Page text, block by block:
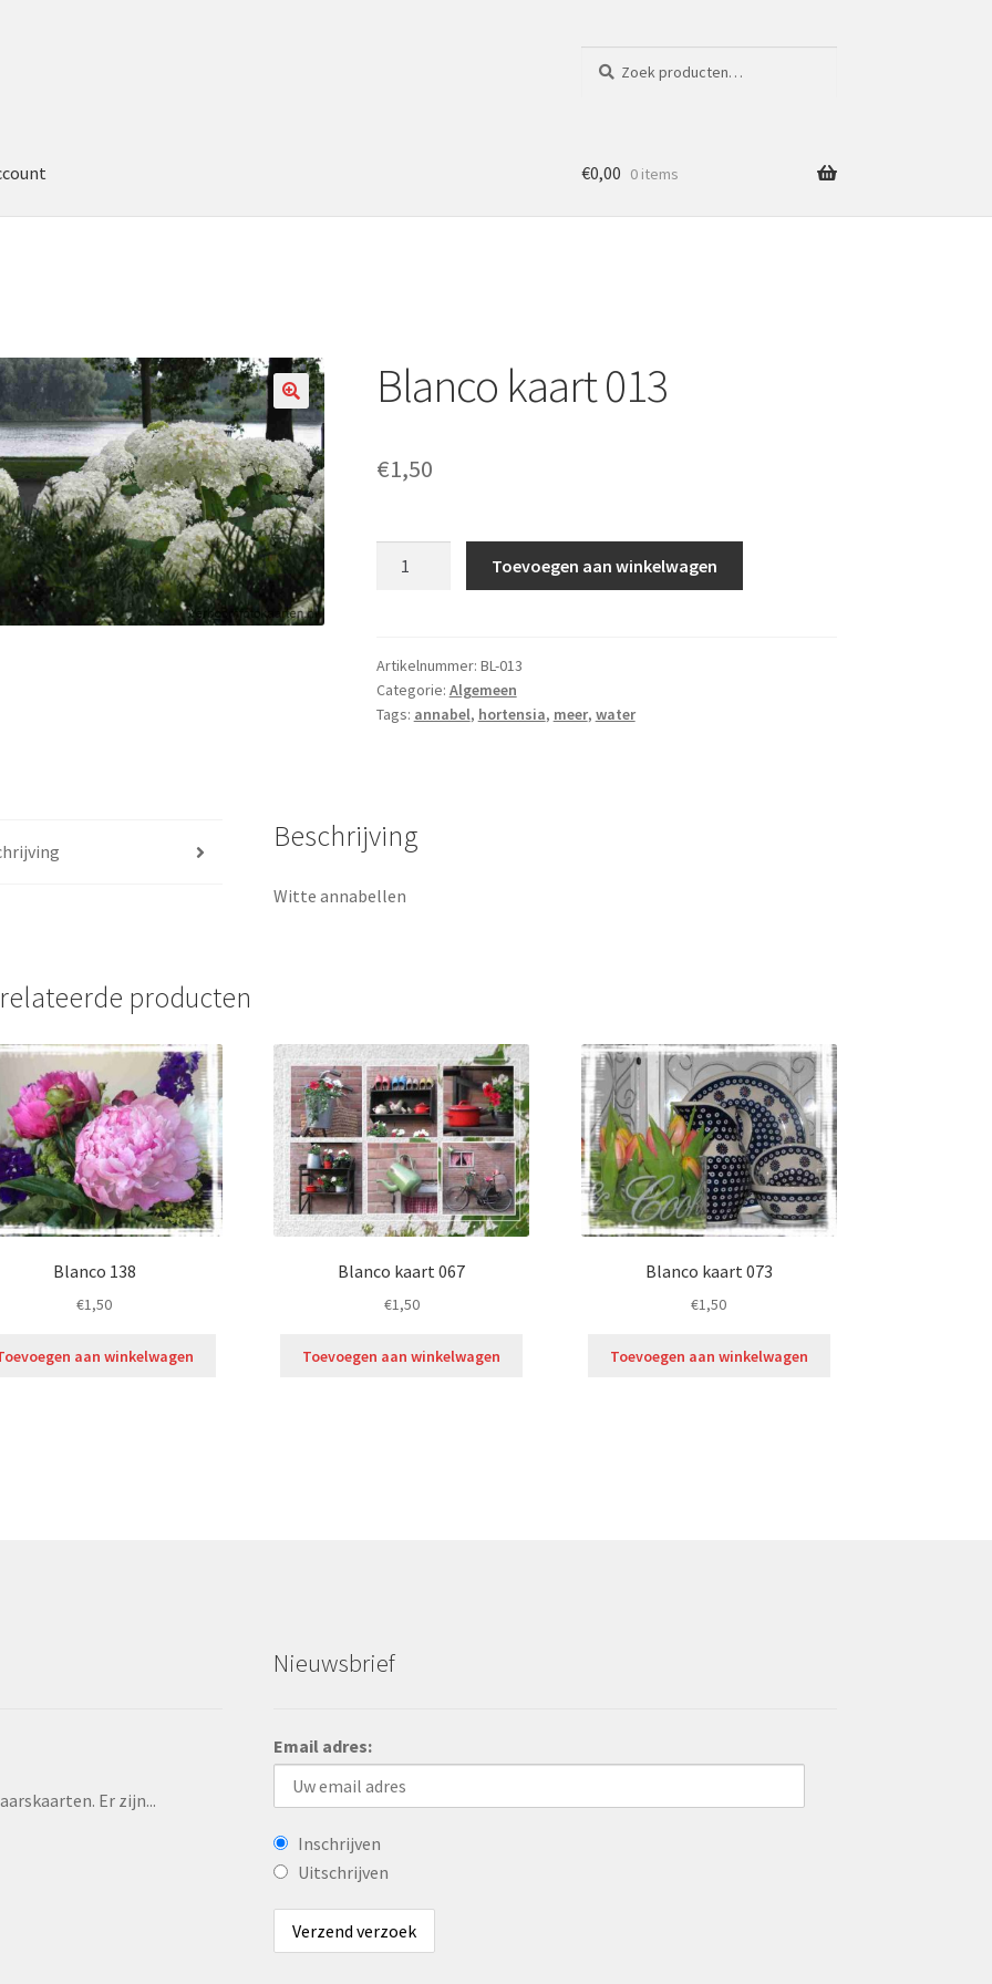
naar:
€0,00 0 items
Blanco kaart 013
€1,50
Toevoegen aan winkelwagen
Artikelnummer: BL-013
Categorie: Algemeen
Tags: annabel, hortensia, meer, water
Beschrijving
Witte annabellen
producten
Blanco 138
€1,50
aan winkelwagen
Blanco kaart 067
€1,50
Toevoegen aan winkelwagen
Blanco kaart 073
€1,50
Toevoegen aan winkelwagen
Er zijn...
Nieuwsbrief
Email adres:
Inschrijven
Uitschrijven